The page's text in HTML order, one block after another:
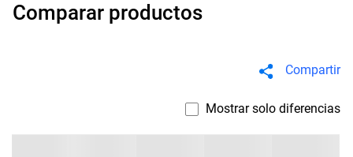
Comparar productos
Compartir
Mostrar solo diferencias